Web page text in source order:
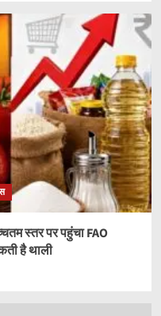
स्तर पर पहुंचा FAO
है थाली